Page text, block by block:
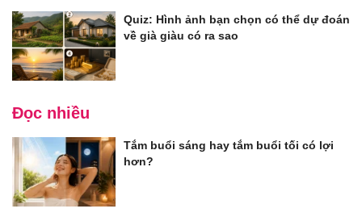
Quiz: Hình ảnh bạn chọn có thể dự đoán
về già giàu có ra sao
Đọc nhiều
Tắm buổi sáng hay tắm buổi tối có lợi
hơn?